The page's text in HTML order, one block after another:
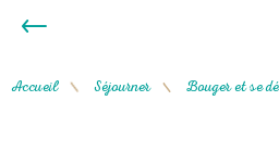
Accueil / Séjourner / Bouger et se